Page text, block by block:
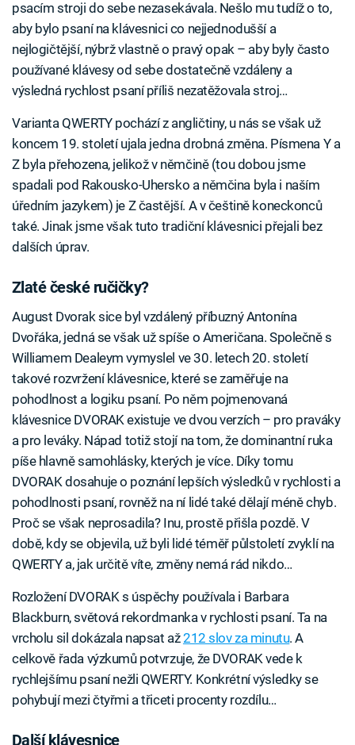
psacím stroji do sebe nezasekávala. Nešlo mu tudíž o to,
aby bylo psaní na klávesnici co nejjednodušší a
nejlogičtější, nýbrž vlastně o pravý opak – aby byly často
používané klávesy od sebe dostatečně vzdáleny a
výsledná rychlost psaní příliš nezatěžovala stroj…
Varianta QWERTY pochází z angličtiny, u nás se však už
koncem 19. století ujala jedna drobná změna. Písmena Y a
Z byla přehozena, jelikož v němčině (tou dobou jsme
spadali pod Rakousko-Uhersko a němčina byla i naším
úředním jazykem) je Z častější. A v češtině koneckonců
také. Jinak jsme však tuto tradiční klávesnici přejali bez
dalších úprav.
Zlaté české ručičky?
August Dvorak sice byl vzdálený příbuzný Antonína
Dvořáka, jedná se však už spíše o Američana. Společně s
Williamem Dealeym vymyslel ve 30. letech 20. století
takové rozvržení klávesnice, které se zaměřuje na
pohodlnost a logiku psaní. Po něm pojmenovaná
klávesnice DVORAK existuje ve dvou verzích – pro praváky
a pro leváky. Nápad totiž stojí na tom, že dominantní ruka
píše hlavně samohlásky, kterých je více. Díky tomu
DVORAK dosahuje o poznání lepších výsledků v rychlosti a
pohodlnosti psaní, rovněž na ní lidé také dělají méně chyb.
Proč se však neprosadila? Inu, prostě přišla pozdě. V
době, kdy se objevila, už byli lidé téměř půlstoletí zvyklí na
QWERTY a, jak určitě víte, změny nemá rád nikdo…
Rozložení DVORAK s úspěchy používala i Barbara
Blackburn, světová rekordmanka v rychlosti psaní. Ta na
vrcholu sil dokázala napsat až212 slov za minutu. A
celkově řada výzkumů potvrzuje, že DVORAK vede k
rychlejšímu psaní nežli QWERTY. Konkrétní výsledky se
pohybují mezi čtyřmi a třiceti procenty rozdílu…
Další klávesnice